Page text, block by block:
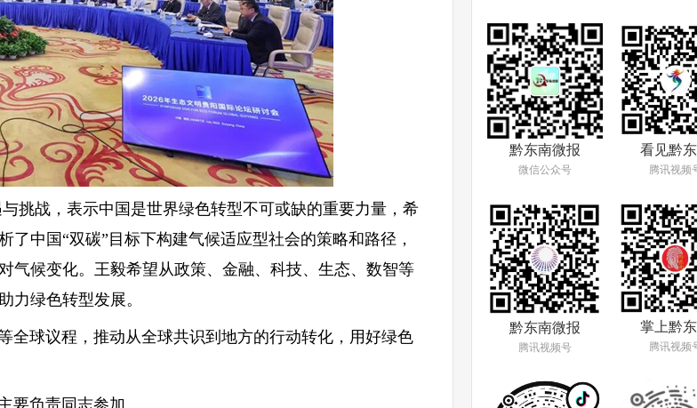
战，表示中国是世界绿色转型不可或缺的重要力量，希
中国“双碳”目标下构建气候适应型社会的策略和路径，
气候变化。王毅希望从政策、金融、科技、生态、数智等
力绿色转型发展。
球议程，推动从全球共识到地方的行动转化，用好绿色
黔东南微报
微信公众号
看见黔
腾讯视频
黔东南微报
腾讯视频号
掌上黔
腾讯视频